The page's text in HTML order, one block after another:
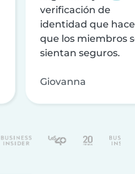
verificación de
identidad que
que los miembros
sientan seguros.
Giovanna